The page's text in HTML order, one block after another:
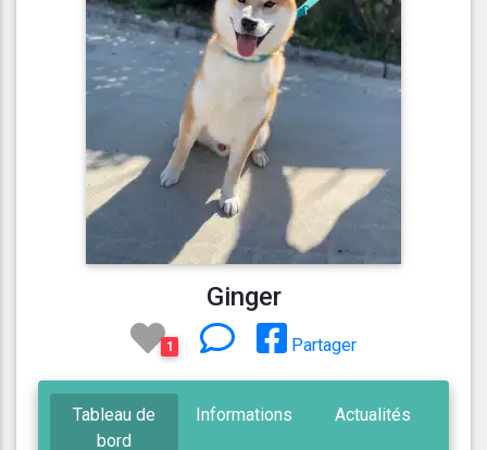
Ginger
1 Partager
Tableau de
bord
Informations Actualités